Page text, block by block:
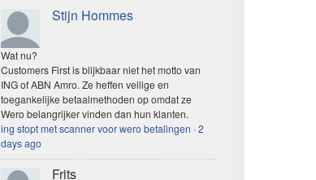
Stijn Hommes
Wat nu?
Customers First is blijkbaar niet het motto van
ING of ABN Amro. Ze heffen veilige en
toegankelijke betaalmethoden op omdat ze
Wero belangrijker vinden dan hun klanten.
ing stopt met scanner voor wero betalingen ·2
days ago
Frits